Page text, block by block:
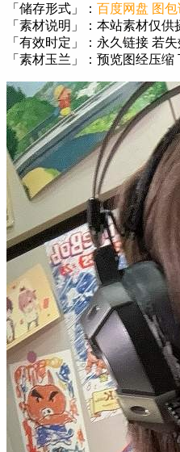
「储存形式」： 百度网盘 图
「素材说明」：本站素材仅
「有效时定」：永久链接 若
「素材玉兰」：预览图经压缩